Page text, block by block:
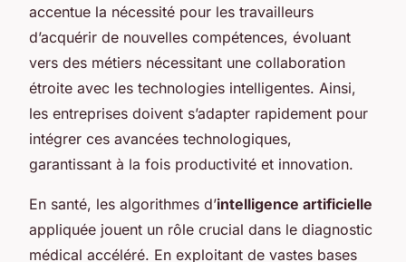
accentue la nécessité pour les travailleurs
d’acquérir de nouvelles compétences, évoluant
vers des métiers nécessitant une collaboration
étroite avec les technologies intelligentes. Ainsi,
les entreprises doivent s’adapter rapidement pour
intégrer ces avancées technologiques,
garantissant à la fois productivité et innovation.
En santé, les algorithmes d’intelligence artificielle
appliquée jouent un rôle crucial dans le diagnostic
médical accéléré. En exploitant de vastes bases